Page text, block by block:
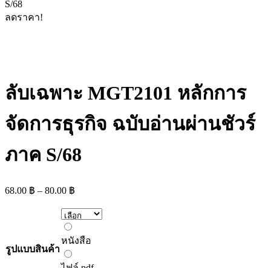
S/68
ลดราคา!
ลับเฉพาะ MGT2101 หลักการ
จัดการธุรกิจ ฉบับอ่านผ่านชัวร์
ภาค S/68
68.00 ฿ – 80.00 ฿
68.00 ฿
80.00 ฿
รูปแบบสินค้า
หนังสือ
หนังสือ
ไฟล์